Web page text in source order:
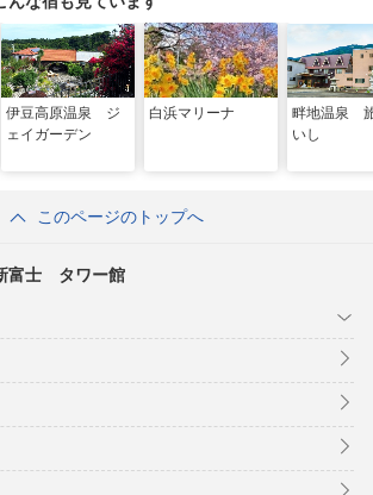
伊豆高原温泉 ジ
ェイガーデン
白浜マリーナ
畔地温泉
いし
このページのトップへ
富士 タワー館